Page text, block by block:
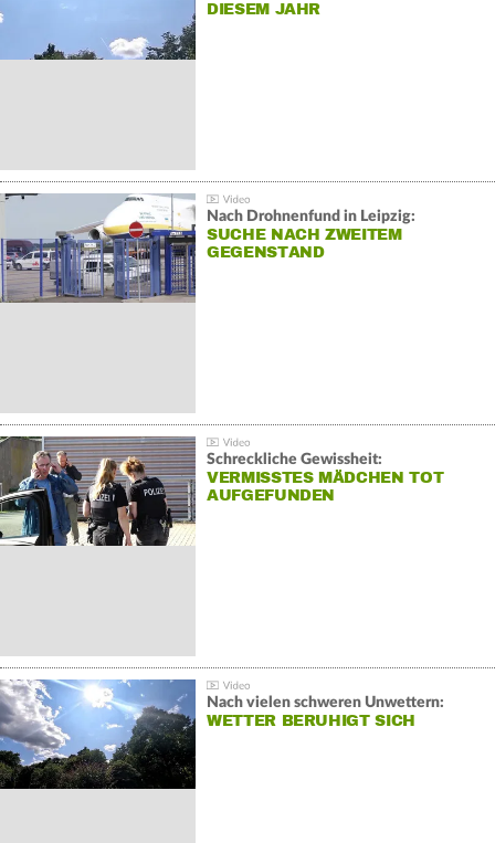
DIESEM JAHR
Nach Drohnenfund in Leipzig:
SUCHE NACH ZWEITEM
GEGENSTAND
Schreckliche Gewissheit:
VERMISSTES MÄDCHEN TOT
AUFGEFUNDEN
Nach vielen schweren Unwettern:
WETTER BERUHIGT SICH